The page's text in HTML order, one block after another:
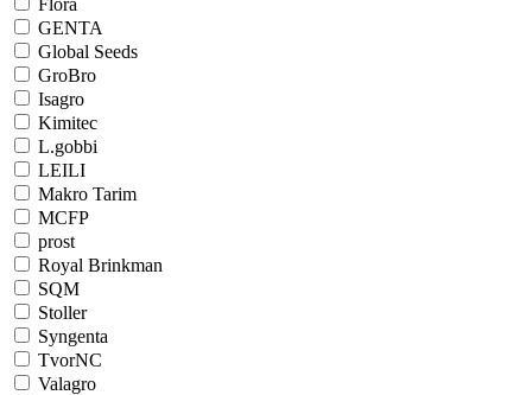
GENTA
Global Seeds
GroBro
Isagro
Kimitec
L.gobbi
LEILI
Makro Tarim
MCFP
prost
Royal Brinkman
SQM
Stoller
Syngenta
TvorNC
Valagro